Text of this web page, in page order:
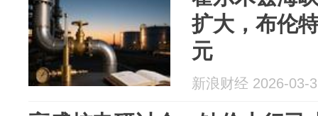
扩大，布伦
元
新浪财经 2026-03-